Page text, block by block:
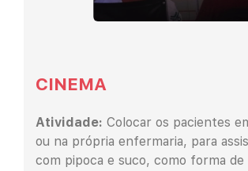
CINEMA
Atividade: Colocar os pacientes
ou na própria enfermaria, para
com pipoca e suco, como forma de